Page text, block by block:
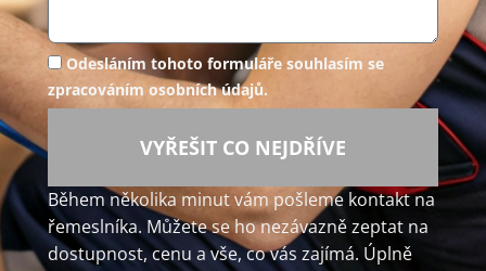
Odesláním tohoto formuláře souhlasím se
zpracováním osobních údajů.
VYŘEŠIT CO NEJDŘÍVE
Během několika minut vám pošleme kontakt na
řemeslníka. Můžete se ho nezávazně zeptat na
dostupnost, cenu a vše, co vás zajímá. Úplně